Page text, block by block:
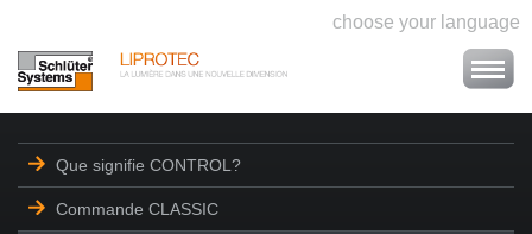
choose your language
Que signifie CONTROL?
Commande CLASSIC